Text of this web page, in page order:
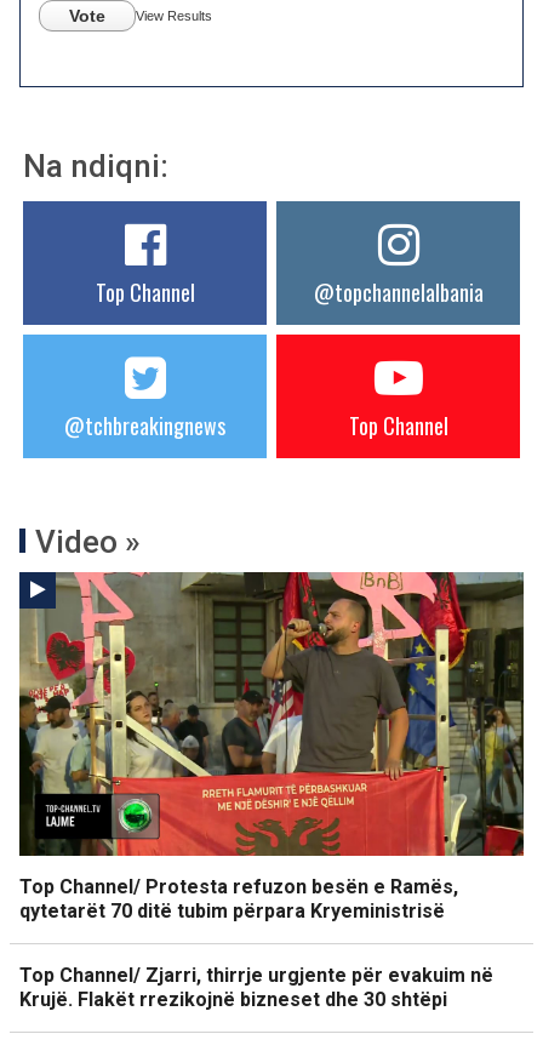
Vote View Results
Na ndiqni:
Top Channel @topchannelalbania
@tchbreakingnews Top Channel
Video »
Top Channel/ Protesta refuzon besën e Ramës,
qytetarët 70 ditë tubim përpara Kryeministrisë
Top Channel/ Zjarri, thirrje urgjente për evakuim në
Krujë. Flakët rrezikojnë bizneset dhe 30 shtëpi